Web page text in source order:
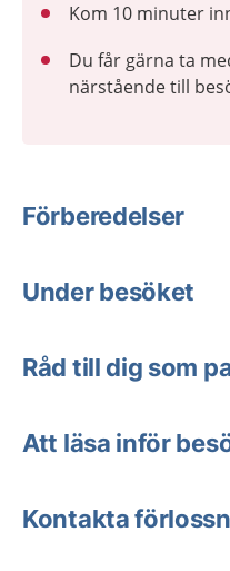
Kom 10 minuter
Du får gärna ta
närstående till
Förberedelser
Under besöket
Råd till dig som
Att läsa inför
Kontakta